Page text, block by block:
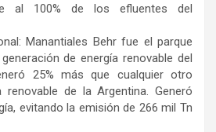
al 100% de los efluentes del
Manantiales Behr fue el parque
de energía renovable del
25% más que cualquier otro
renovable de la Argentina. Generó
evitando la emisión de 266 mil Tn